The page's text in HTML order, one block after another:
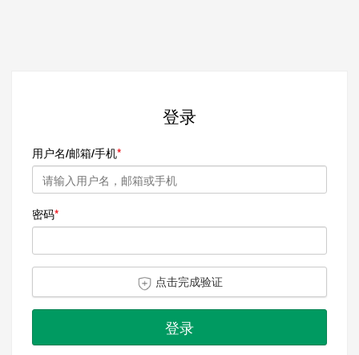
登录
用户名/邮箱/手机
密码
点击完成验证
登录